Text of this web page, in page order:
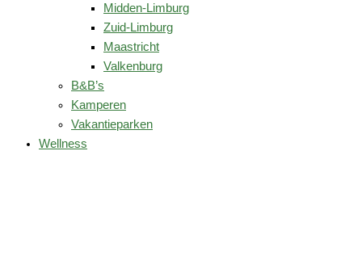
Midden-Limburg
Zuid-Limburg
Maastricht
Valkenburg
B&B’s
Kamperen
Vakantieparken
Wellness